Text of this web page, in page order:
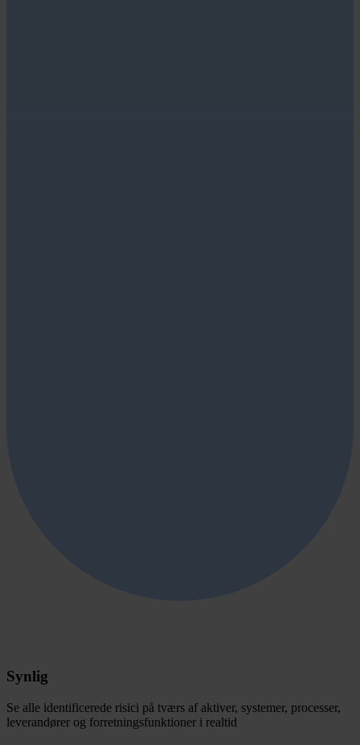
Synlig
Se alle identificerede risici på tværs af aktiver, systemer, processer,
leverandører og forretningsfunktioner i realtid